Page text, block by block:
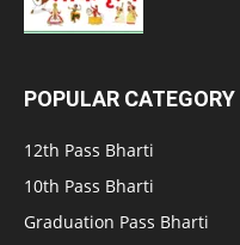
POPULAR CATEGORY
12th Pass Bharti
10th Pass Bharti
Graduation Pass Bharti